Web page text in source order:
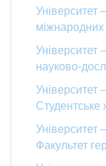
Університет
міжнародних
Університет
науково-
Студентське
Факультет